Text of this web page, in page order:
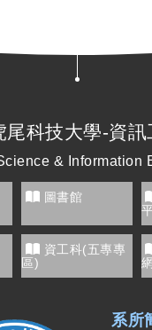
尾科技大學-資訊
& Information
圖書館
資工科(五專專
區)
網
系所